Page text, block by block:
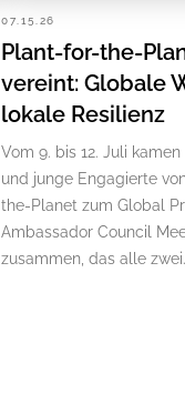
07.15.26
Plant-for-the-
vereint: Globale
lokale Resilienz
Vom 9. bis 12. Juli
und junge Engagierte
the-Planet zum Global
Ambassador Council
zusammen, das alle